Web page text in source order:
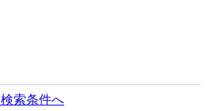
検索条件へ